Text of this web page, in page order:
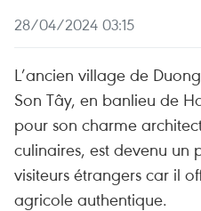
28/04/2024 03:15
L’ancien village de
Son Tây, en banlieu de
pour son charme
culinaires, est devenu un
visiteurs étrangers car il
agricole authentique.